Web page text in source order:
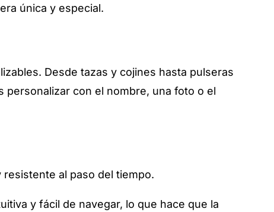
única y especial.
Desde tazas y cojines hasta pulseras
con el nombre, una foto o el
al paso del tiempo.
y fácil de navegar, lo que hace que la